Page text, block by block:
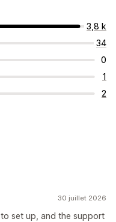
3,8 k
34
0
1
2
30 juillet 2026
set up, and the support